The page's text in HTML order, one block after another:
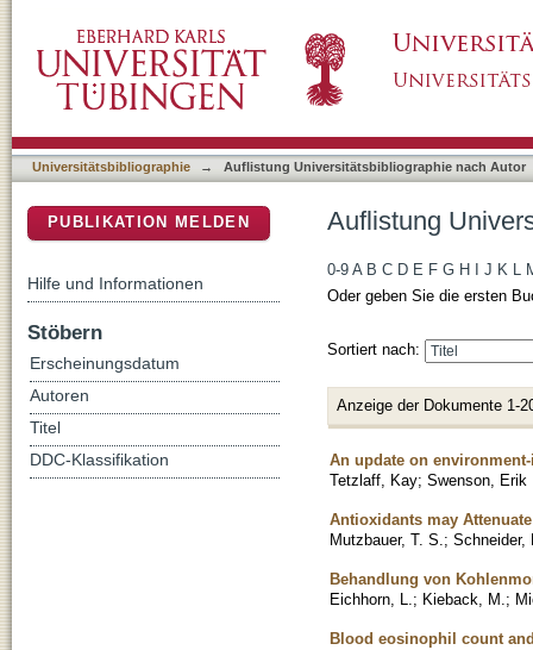
Universitätsbibliographie → Auflistung Universitätsbibliographie nach Autor
Auflistung
0-9 A B C D E F G H J K L
Oder geben Sie die ersten
Sortiert nach:
Anzeige der Dokumente 1-
An update on
Tetzlaff, Kay; Swenson, Erik
Antioxidants may
Mutzbauer, T. S. ; Schneider,
Behandlung von
Eichhorn, L. ; Kieback, M. ;
Blood eosinophil count
PUBLIKATION MELDEN
Hilfe und Informationen
Stöbern
Erscheinungsdatum
Autoren
Titel
DDC-Klassifikation